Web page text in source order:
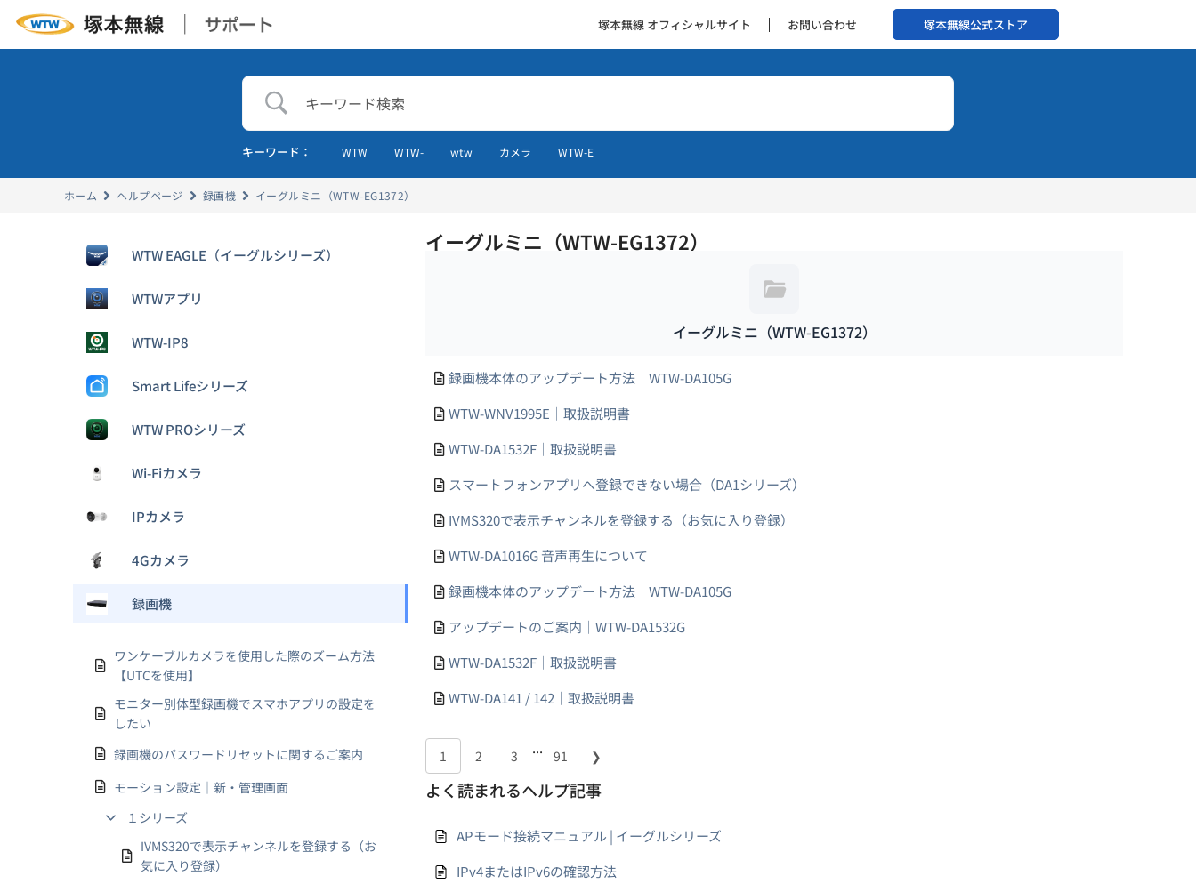
塚本無線 オフィシャルサイト お問い合わせ 塚本無線公式ストア
キーワード： WTW WTW- wtw カメラ WTW-E
ホーム ヘルプページ 録画機 イーグルミニ（WTW-EG1372）
WTW EAGLE（イーグルシリーズ）
WTWアプリ
WTW-IP8
Smart Lifeシリーズ
WTW PROシリーズ
Wi-Fiカメラ
IPカメラ
4Gカメラ
録画機
ワンケーブルカメラを使用した際のズーム方法
【UTCを使用】
モニター別体型録画機でスマホアプリの設定を
したい
録画機のパスワードリセットに関するご案内
モーション設定｜新・管理画面
１シリーズ
IVMS320で表示チャンネルを登録する（お
気に入り登録）
イーグルミニ（WTW-EG1372）
イーグルミニ（WTW-EG1372）
録画機本体のアップデート方法｜WTW-DA105G
WTW-WNV1995E｜取扱説明書
WTW-DA1532F｜取扱説明書
スマートフォンアプリへ登録できない場合（DA1シリーズ）
IVMS320で表示チャンネルを登録する（お気に入り登録）
WTW-DA1016G 音声再生について
録画機本体のアップデート方法｜WTW-DA105G
アップデートのご案内｜WTW-DA1532G
WTW-DA1532F｜取扱説明書
WTW-DA141 / 142｜取扱説明書
1 2 3 ... 91 ❯
よく読まれるヘルプ記事
APモード接続マニュアル | イーグルシリーズ
IPv4またはIPv6の確認方法